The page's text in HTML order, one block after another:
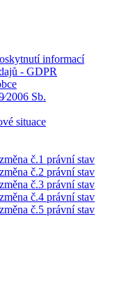
informací
- GDPR
Sb.
situace
č.1 právní stav
č.2 právní stav
č.3 právní stav
č.4 právní stav
č.5 právní stav